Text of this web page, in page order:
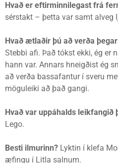
Hvað er eftirminnilegast frá
sérstakt – þetta var samt alveg
Hvað ætlaðir þú að verða
Stebbi afi. Það tókst ekki, ég er
hann var. Annars hneigðist ég
að verða bassafantur í sveru
möguleiki að það gangi.
Hvað var uppáhalds
Lego.
Besti ilmurinn? Lyktin í klefa
æfingu í Litla salnum.